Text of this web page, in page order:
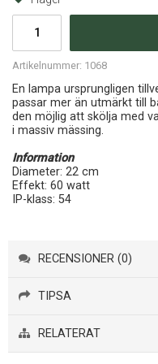
Artikelnummer: 1068
En lampa ursprungligen
passar mer än utmärkt till
den möjlig att skölja med
i massiv mässing.
Information
Diameter: 22 cm
Effekt: 60 watt
IP-klass: 54
RECENSIONER (0)
TIPSA
RELATERAT